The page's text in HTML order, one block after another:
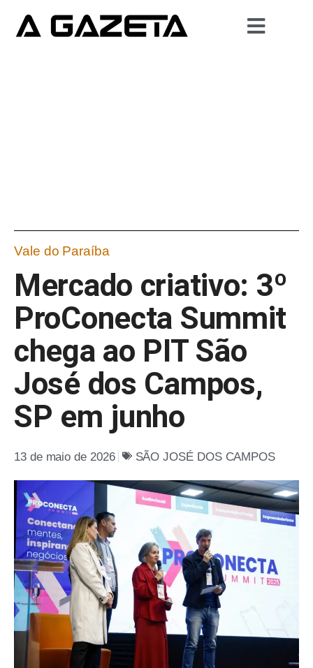
Vale do Paraíba
Mercado criativo: 3º
ProConecta Summit
chega ao PIT São
José dos Campos,
SP em junho
13 de maio de 2026 SÃO JOSÉ DOS CAMPOS